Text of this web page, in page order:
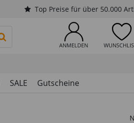
Top Preise für über 50.000
ANMELDEN
PRODUKTSUCHE STARTEN
SALE Gutscheine